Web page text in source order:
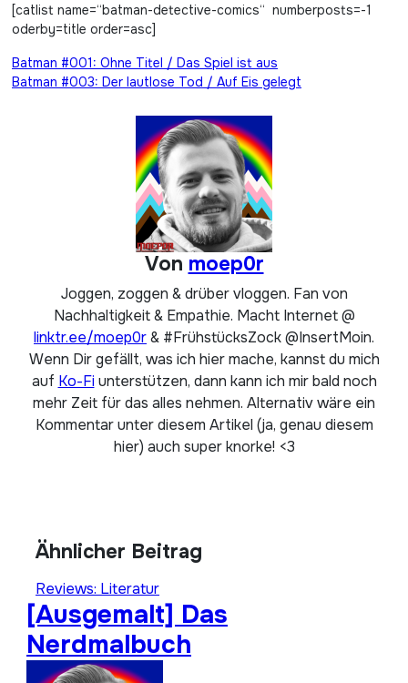
[catlist name=“batman-detective-comics“ numberposts=-1
oderby=title order=asc]
Beitragsnavigation
Batman #001: Ohne Titel / Das Spiel ist aus
Batman #003: Der lautlose Tod / Auf Eis gelegt
Von moep0r
Joggen, zoggen & drüber vloggen. Fan von
Nachhaltigkeit & Empathie. Macht Internet @
linktr.ee/moep0r& #FrühstücksZock @InsertMoin.
Wenn Dir gefällt, was ich hier mache, kannst du mich
auf Ko-Fiunterstützen, dann kann ich mir bald noch
mehr Zeit für das alles nehmen. Alternativ wäre ein
Kommentar unter diesem Artikel (ja, genau diesem
hier) auch super knorke! <3
Ähnlicher Beitrag
Reviews: Literatur
[Ausgemalt] Das
Nerdmalbuch